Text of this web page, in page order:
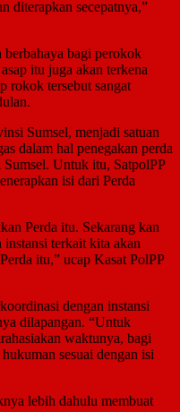
diterapkan secepatnya,”
bagi perokok
itu juga akan terkena
rokok tersebut sangat
Sumsel, menjadi satuan
dalam hal penegakan perda
Untuk itu, SatpolPP
isi dari Perda
Perda itu. Sekarang kan
instansi terkait kita akan
itu,” ucap Kasat PolPP
dengan instansi
dilapangan. “Untuk
waktunya, bagi
sesuai dengan isi
lebih dahulu membuat